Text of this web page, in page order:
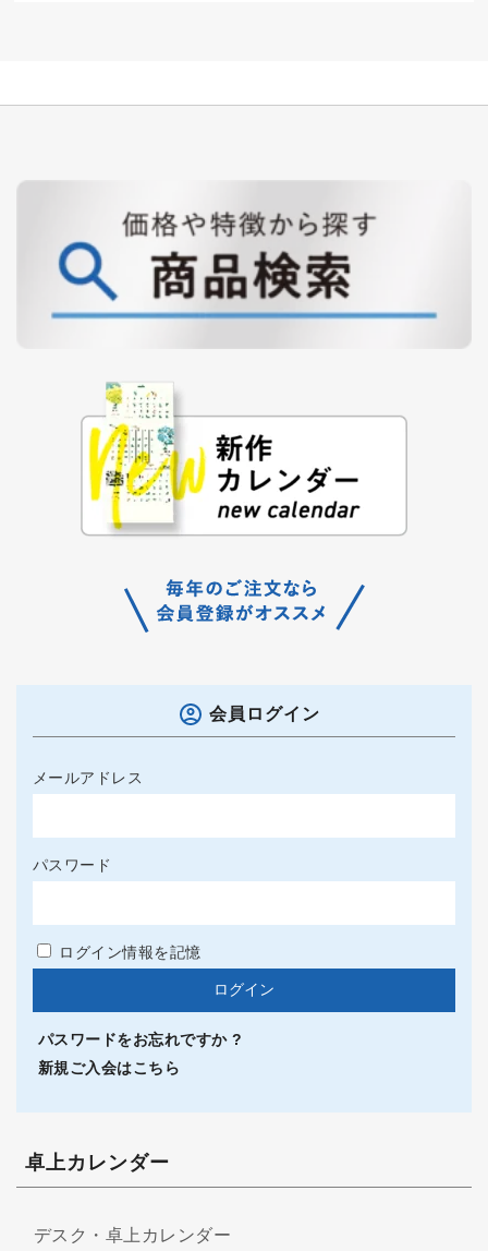
会員ログイン
メールアドレス
パスワード
ログイン情報を記憶
パスワードをお忘れですか ?
新規ご入会はこちら
卓上カレンダー
デスク・卓上カレンダー